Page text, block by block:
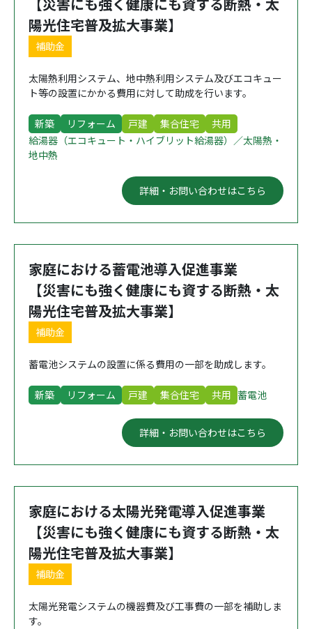
陽光住宅普及拡大事業】
補助金
太陽熱利用システム、地中熱利用システム及びエコキュー
ト等の設置にかかる費用に対して助成を行います。
新築 リフォーム 戸建 集合住宅
共用
給湯器（エコキュート・ハイブリット給湯器）／太陽熱・
地中熱
詳細・お問い合わせはこちら
家庭における蓄電池導入促進事業
【災害にも強く健康にも資する断熱・太
陽光住宅普及拡大事業】
補助金
蓄電池システムの設置に係る費用の一部を助成します。
新築 リフォーム 戸建 集合住宅 共用 蓄電池
詳細・お問い合わせはこちら
家庭における太陽光発電導入促進事業
【災害にも強く健康にも資する断熱・太
陽光住宅普及拡大事業】
補助金
太陽光発電システムの機器費及び工事費の一部を補助しま
す。